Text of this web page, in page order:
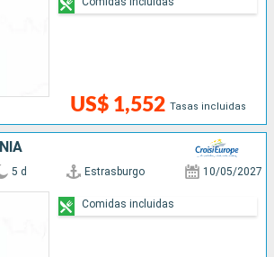
US$ 1,552 Tasas incluidas
5 d Estrasburgo 10/05/2027
Comidas incluidas